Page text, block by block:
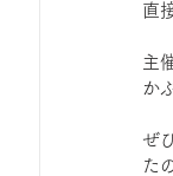
夜カフェ直
主
か
ぜ
た